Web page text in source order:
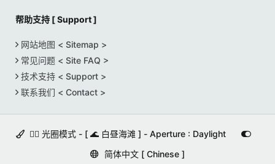
帮助支持 [ Support ]
网站地图 < Sitemap >
常见问题 < Site FAQ >
技术支持 < Support >
联系我们 < Contact >
🚵‍♀️ 光圈模式 - [ 🌊 白昼海滩 ] - Aperture : Daylight
简体中文 [ Chinese ]